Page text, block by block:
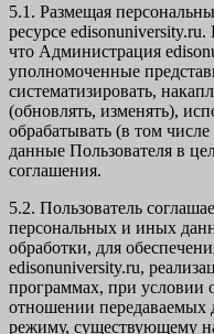
5.1. Размещая
ресурсе edisonuniversity.ru.
что Администрация
уполномоченные
систематизировать,
(обновлять, изменять),
обрабатывать (в том
данные Пользователя в
соглашения.
5.2. Пользователь
персональных и иных
обработки, для
edisonuniversity.ru,
программах, при условии
отношении передаваемых
режиму, существующему